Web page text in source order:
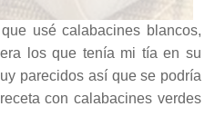
usé calabacines blancos,
los que tenía mi tía en su
parecidos así que se podría
con calabacines verdes